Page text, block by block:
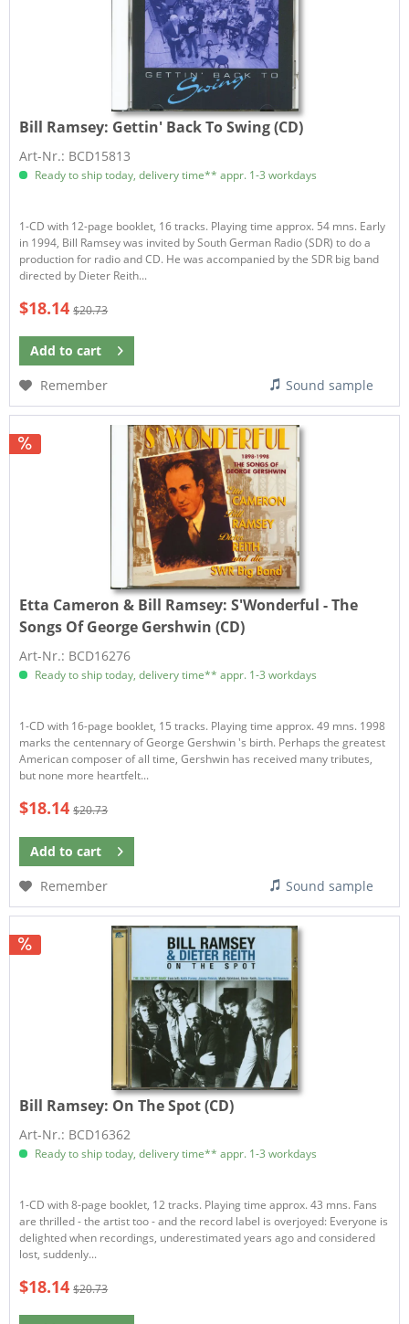
Bill Ramsey: Gettin' Back To Swing (CD)
Art-Nr.: BCD15813
Ready to ship today, delivery time** appr. 1-3 workdays
1-CD with 12-page booklet, 16 tracks. Playing time approx. 54 mns. Early
in 1994, Bill Ramsey was invited by South German Radio (SDR) to do a
production for radio and CD. He was accompanied by the SDR big band
directed by Dieter Reith...
$18.14 $20.73
Add to cart
Remember
Sound sample
Etta Cameron & Bill Ramsey:S'Wonderful - The
Songs Of George Gershwin (CD)
Art-Nr.: BCD16276
Ready to ship today, delivery time** appr. 1-3 workdays
1-CD with 16-page booklet, 15 tracks. Playing time approx. 49 mns. 1998
marks the centennary of George Gershwin 's birth. Perhaps the greatest
American composer of all time, Gershwin has received many tributes,
but none more heartfelt...
$18.14 $20.73
Add to cart
Remember
Sound sample
Bill Ramsey: On The Spot (CD)
Art-Nr.: BCD16362
Ready to ship today, delivery time** appr. 1-3 workdays
1-CD with 8-page booklet, 12 tracks. Playing time approx. 43 mns. Fans
are thrilled - the artist too - and the record label is overjoyed: Everyone is
delighted when recordings, underestimated years ago and considered
lost, suddenly...
$18.14 $20.73